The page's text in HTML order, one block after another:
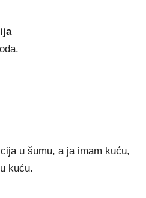
u šumu, a ja imam kuću,
kuću.